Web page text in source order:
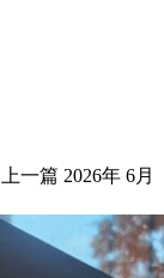
上一篇 2026年 6月